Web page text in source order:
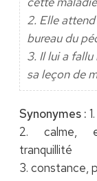
2. Elle
bureau du
3. Il lui a
sa leçon de
Synonymes :
2. calme,
tranquillité
3. constance,